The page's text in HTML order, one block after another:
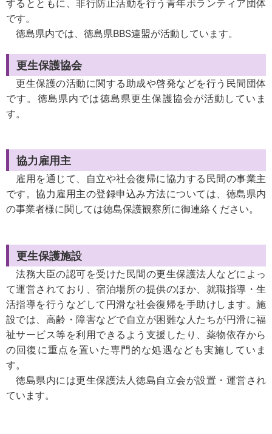
するとともに、非行防止活動を行う青年ボランティア団体
です。
徳島県内では、徳島県BBS連盟が活動しています。
更生保護協会
更生保護の活動に関する助成や啓発などを行う民間団体
です。徳島県内では徳島県更生保護協会が活動していま
す。
協力雇用主
雇用を通じて、自立や社会復帰に協力する民間の事業主
です。協力雇用主の登録申込み方法については、徳島県内
の事業者様に関しては徳島保護観察所に御連絡ください。
更生保護施設
法務大臣の認可を受けた民間の更生保護法人などによっ
て運営されており、宿泊場所の提供のほか、就職指導・生
活指導を行うなどして円滑な社会復帰を手助けします。施
設では、高齢・障害などで自立が困難な人たちが円滑に福
祉サービス等を利用できるよう支援したり、薬物依存から
の回復に重点を置いた専門的な処遇なども実施していま
す。
徳島県内には更生保護法人徳島自立会が設置・運営され
ています。